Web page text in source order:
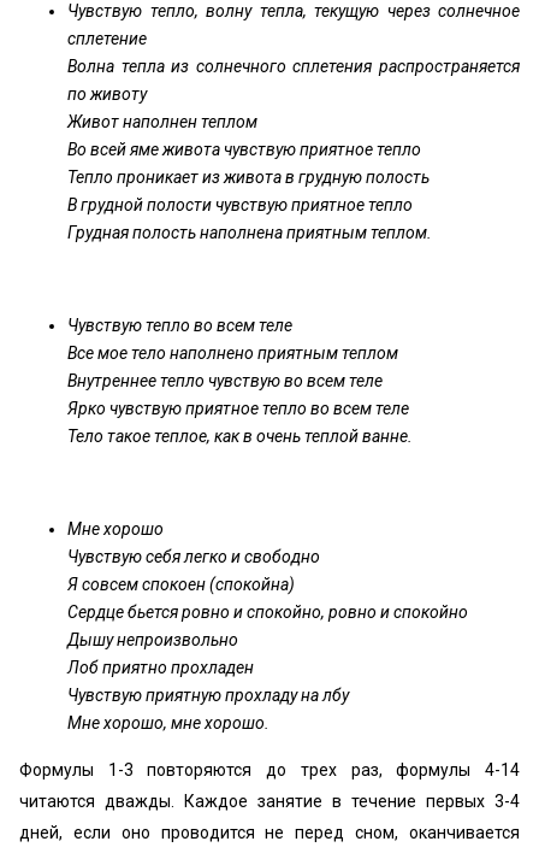
Чувствую тепло, волну тепла, текущую через солнечное
сплетение
Волна тепла из солнечного сплетения распространяется
по животу
Живот наполнен теплом
Во всей яме живота чувствую приятное тепло
Тепло проникает из живота в грудную полость
В грудной полости чувствую приятное тепло
Грудная полость наполнена приятным теплом.
Чувствую тепло во всем теле
Все мое тело наполнено приятным теплом
Внутреннее тепло чувствую во всем теле
Ярко чувствую приятное тепло во всем теле
Тело такое теплое, как в очень теплой ванне.
Мне хорошо
Чувствую себя легко и свободно
Я совсем спокоен (спокойна)
Сердце бьется ровно и спокойно, ровно и спокойно
Дышу непроизвольно
Лоб приятно прохладен
Чувствую приятную прохладу на лбу
Мне хорошо, мне хорошо.
Формулы 1-3 повторяются до трех раз, формулы 4-14
читаются дважды. Каждое занятие в течение первых 3-4
дней, если оно проводится не перед сном, оканчивается